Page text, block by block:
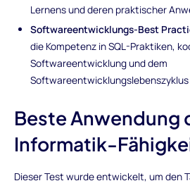
Lernens und deren praktischer
Softwareentwicklungs-Best
die Kompetenz in SQL-Praktiken,
Softwareentwicklung und dem
Softwareentwicklungslebenszyklus
Beste Anwendung
Informatik-
Dieser Test wurde entwickelt, um den